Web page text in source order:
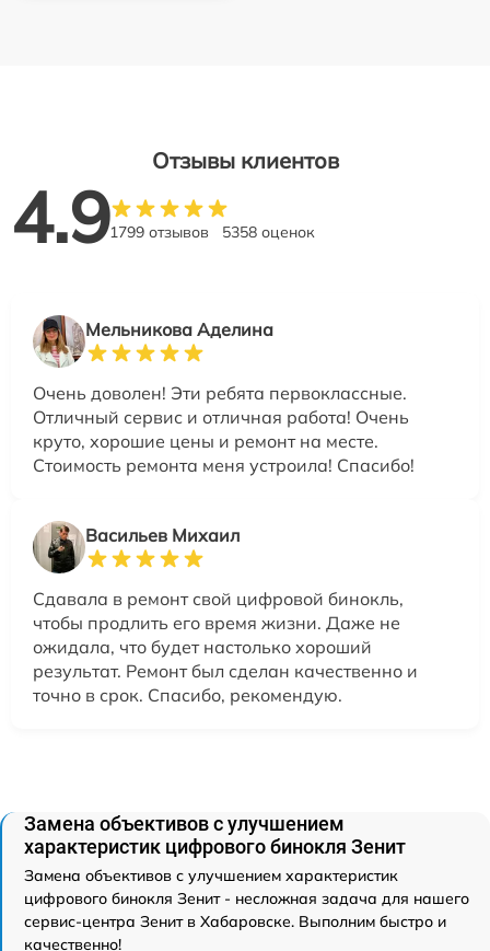
Отзывы клиентов
4.91799 отзывов 5358 оценок
Мельникова Аделина
Очень доволен! Эти ребята первоклассные.
Отличный сервис и отличная работа! Очень
круто, хорошие цены и ремонт на месте.
Стоимость ремонта меня устроила! Спасибо!
Васильев Михаил
Сдавала в ремонт свой цифровой бинокль,
чтобы продлить его время жизни. Даже не
ожидала, что будет настолько хороший
результат. Ремонт был сделан качественно и
точно в срок. Спасибо, рекомендую.
Замена объективов с улучшением
характеристик цифрового бинокля Зенит
Замена объективов с улучшением характеристик
цифрового бинокля Зенит - несложная задача для нашего
сервис-центра Зенит в Хабаровске. Выполним быстро и
качественно!